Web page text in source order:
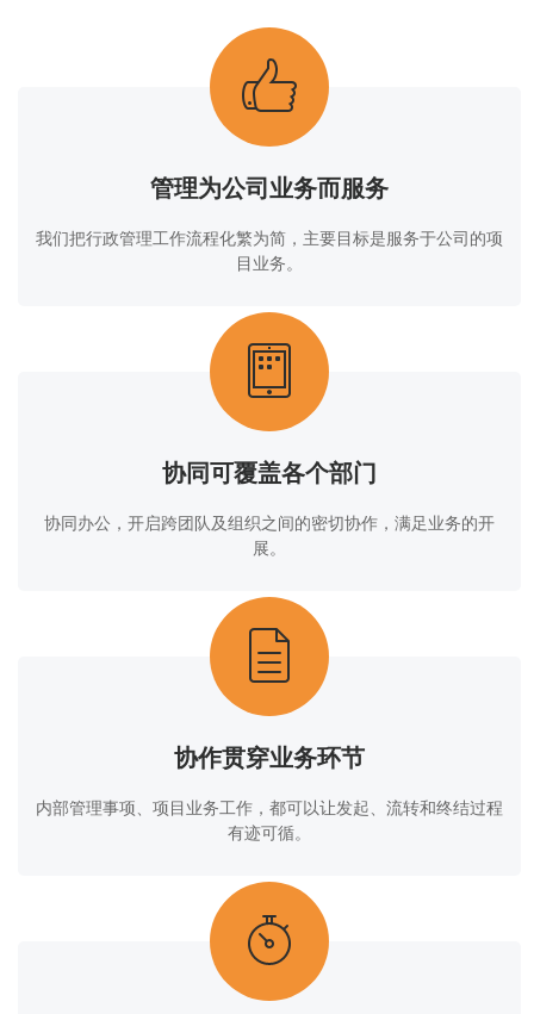
管理为公司业务而服务
我们把行政管理工作流程化繁为简，主要目标是服务于公司的项
目业务。
协同可覆盖各个部门
协同办公，开启跨团队及组织之间的密切协作，满足业务的开
展。
协作贯穿业务环节
内部管理事项、项目业务工作，都可以让发起、流转和终结过程
有迹可循。